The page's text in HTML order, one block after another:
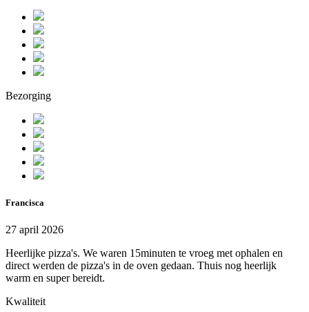
Bezorging
Francisca
27 april 2026
Heerlijke pizza's. We waren 15minuten te vroeg met ophalen en
direct werden de pizza's in de oven gedaan. Thuis nog heerlijk
warm en super bereidt.
Kwaliteit